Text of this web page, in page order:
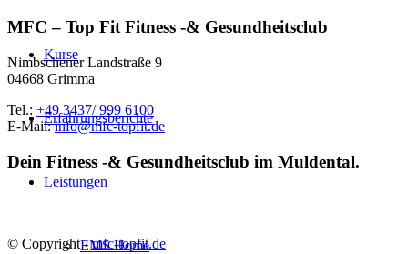
Kurse
Erfahrungsberichte
Leistungen
EMS Home
MFC – Top Fit Fitness -& Gesundheitsclub
Nimbschener Landstraße 9
04668 Grimma
Tel.: +49 3437/ 999 6100
E-Mail:info@mfc-topfit.de
Dein Fitness -& Gesundheitsclub im Muldental.
© Copyright -mfc-topfit.de